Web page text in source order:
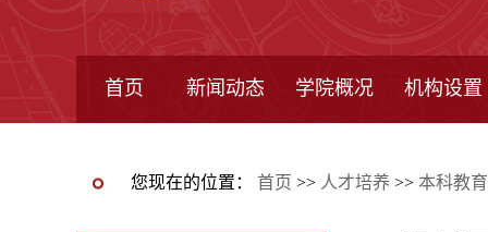
首页 新闻动态 学院概况 机构设置
您现在的位置： 首页 >> 人才培养 >> 本科教育